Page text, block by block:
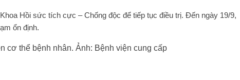
Hồi sức tích cực – Chống độc để tiếp tục điều trị. Đến ngày 19/9,
ổn định.